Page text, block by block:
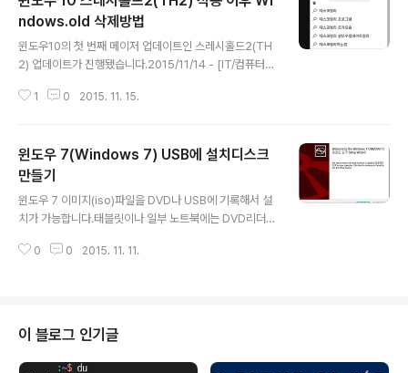
ndows.old 삭제방법
윈도우10의 첫 번째 메이저 업데이트인 스레시홀드2(TH
2) 업데이트가 진행됐습니다.2015/11/14 - [IT/컴퓨터/N
레시홀드2(TH2) 배포 시작기존 업데이트와 다르게 설치
전의 윈도우 폴더를 생성합니다.이전 버전으로 돌아갈 수
있도록 백업본을 생성해 놓는 것입니다.특별한 이유가 없
으면 돌아갈 이유가 없기 때문에 이 폴더를 삭제하는 방법
입니다.기본적으로 그냥 삭제해도 크게 문제는 없지만 디
스크 정리를 통해서 삭제하는 방법입니다.시작 메뉴에서
디스크 정리를 입력하면 상단에 디스크 정리가 표시됩니
1 0 2015. 11. 15.
윈도우 7(Windows 7) USB에 설치디스크
만들기
윈도우 7 이미지(iso)파일을 DVD나 USB에 기록해서 설
치가 가능합니다.태블릿이나 일부 노트북에는 DVD리더가
는 윈도우 이미지를 USB에 기록해주는 툴입니다.윈도우
p://wudt.codeplex.com/설치시 .NET Framework
2.0이 필요하기 때문에 아래 링크를 통해서 다운로드 받습
니다.https://www.microsoft.com/ko-KR/downloa
0 0 2015. 11. 11.
이 블로그 인기글